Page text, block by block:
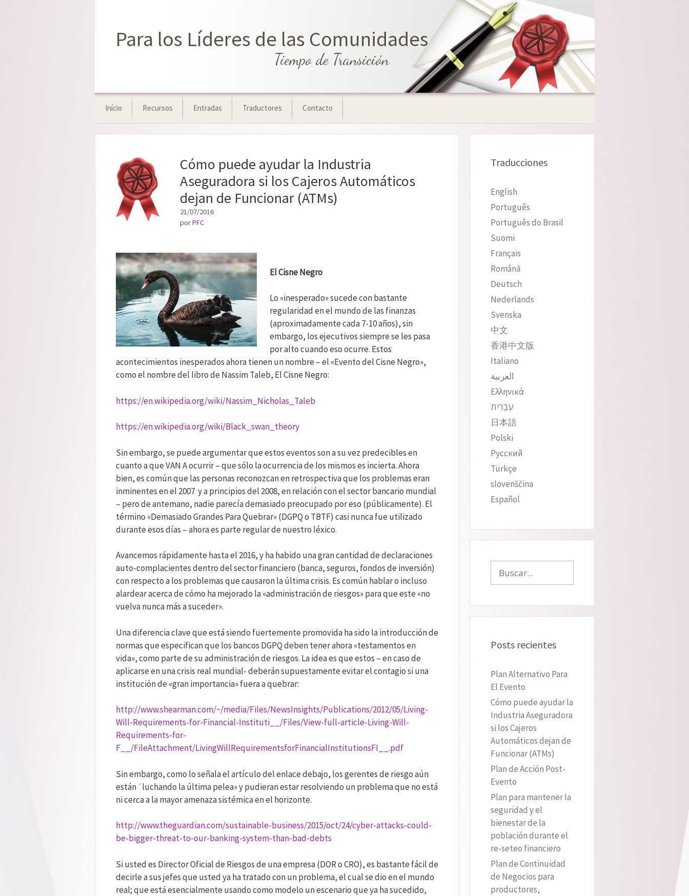
Para los Líderes de las Comunidades
Tiempo de Transición
Início Recursos Entradas Traductores Contacto
Cómo puede ayudar la Industria
Aseguradora si los Cajeros Automáticos
dejan de Funcionar (ATMs)
21/07/2016
porPFC
El Cisne Negro
Lo «inesperado» sucede con bastante
regularidad en el mundo de las finanzas
(aproximadamente cada 7-10 años), sin
embargo, los ejecutivos siempre se les pasa
por alto cuando eso ocurre. Estos
acontecimientos inesperados ahora tienen un nombre – el «Evento del Cisne Negro»,
como el nombre del libro de Nassim Taleb, El Cisne Negro:
https://en.wikipedia.org/wiki/Nassim_Nicholas_Taleb
https://en.wikipedia.org/wiki/Black_swan_theory
Sin embargo, se puede argumentar que estos eventos son a su vez predecibles en
cuanto a que VAN A ocurrir – que sólo la ocurrencia de los mismos es incierta. Ahora
bien, es común que las personas reconozcan en retrospectiva que los problemas eran
inminentes en el 2007 y a principios del 2008, en relación con el sector bancario mundial
– pero de antemano, nadie parecía demasiado preocupado por eso (públicamente). El
término «Demasiado Grandes Para Quebrar» (DGPQ o TBTF) casi nunca fue utilizado
durante esos días – ahora es parte regular de nuestro léxico.
Avancemos rápidamente hasta el 2016, y ha habido una gran cantidad de declaraciones
auto-complacientes dentro del sector financiero (banca, seguros, fondos de inversión)
con respecto a los problemas que causaron la última crisis. Es común hablar o incluso
alardear acerca de cómo ha mejorado la «administración de riesgos» para que este «no
vuelva nunca más a suceder».
Una diferencia clave que está siendo fuertemente promovida ha sido la introducción de
normas que especifican que los bancos DGPQ deben tener ahora «testamentos en
vida», como parte de su administración de riesgos. La idea es que estos – en caso de
aplicarse en una crisis real mundial- deberán supuestamente evitar el contagio si una
institución de «gran importancia» fuera a quebrar:
http://www.shearman.com/~/media/Files/NewsInsights/Publications/2012/05/Living-
Will-Requirements-for-Financial-Instituti__/Files/View-full-article-Living-Will-
Requirements-for-
F__/FileAttachment/LivingWillRequirementsforFinancialInstitutionsFI__.pdf
Sin embargo, como lo señala el artículo del enlace debajo, los gerentes de riesgo aún
están ¨luchando la última pelea» y pudieran estar resolviendo un problema que no está
ni cerca a la mayor amenaza sistémica en el horizonte.
http://www.theguardian.com/sustainable-business/2015/oct/24/cyber-attacks-could-
be-bigger-threat-to-our-banking-system-than-bad-debts
Si usted es Director Oficial de Riesgos de una empresa (DOR o CRO), es bastante fácil de
decirle a sus jefes que usted ya ha tratado con un problema, el cual se dio en el mundo
real; que está esencialmente usando como modelo un escenario que ya ha sucedido,
Traducciones
English
Português
Português do Brasil
Suomi
Français
Română
Deutsch
Nederlands
Svenska
中文
香港中文版
Italiano
العربية
Ελληνικά
עִבְרִית
日本語
Polski
Русский
Türkçe
slovenščina
Español
Posts recientes
Plan Alternativo Para
El Evento
Cómo puede ayudar la
Industria Aseguradora
si los Cajeros
Automáticos dejan de
Funcionar (ATMs)
Plan de Acción Post-
Evento
Plan para mantener la
seguridad y el
bienestar de la
población durante el
re-seteo financiero
Plan de Continuidad
de Negocios para
productores,